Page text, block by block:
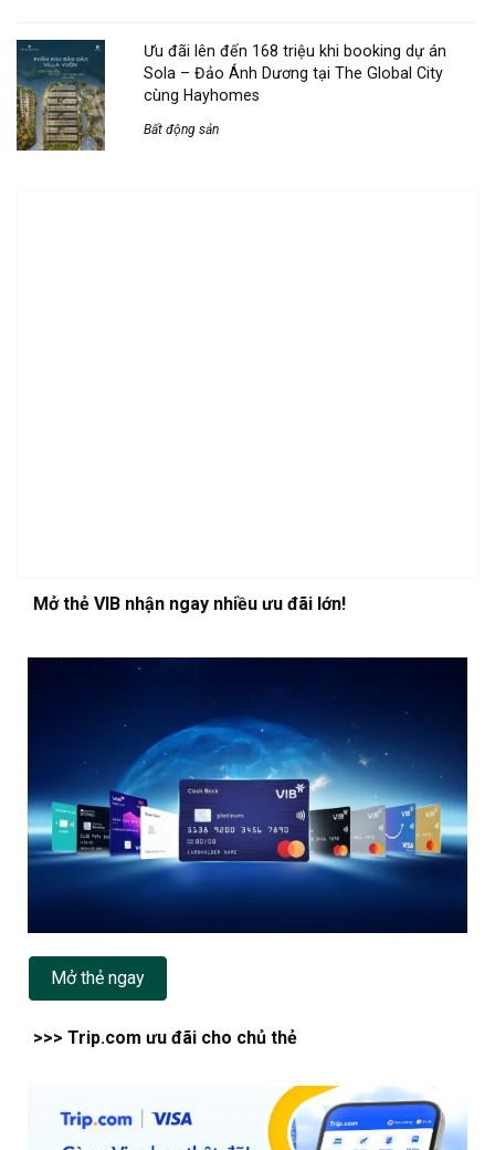
Ưu đãi lên đến 168 triệu khi booking dự án
Sola – Đảo Ánh Dương tại The Global City
cùng Hayhomes
Bất động sản
Mở thẻ VIB nhận ngay nhiều ưu đãi lớn!
Mở thẻ ngay
>>> Trip.com ưu đãi cho chủ thẻ